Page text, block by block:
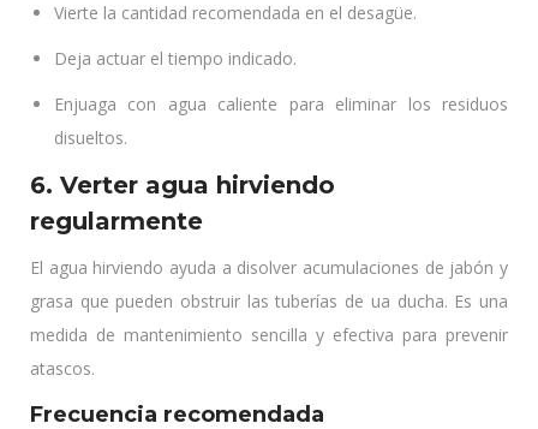
Vierte la cantidad recomendada en el desagüe.
Deja actuar el tiempo indicado.
Enjuaga con agua caliente para eliminar los residuos
disueltos.
6. Verter agua hirviendo
regularmente
El agua hirviendo ayuda a disolver acumulaciones de jabón y
grasa que pueden obstruir las tuberías de ua ducha. Es una
medida de mantenimiento sencilla y efectiva para prevenir
atascos.
Frecuencia recomendada